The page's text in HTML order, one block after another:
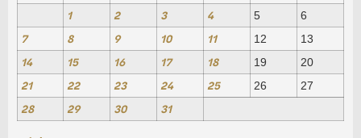
1 2 3 4 5 6
7 8 9 10 11 12 13
14 15 16 17 18 19 20
21 22 23 24 25 26 27
28 29 30 31